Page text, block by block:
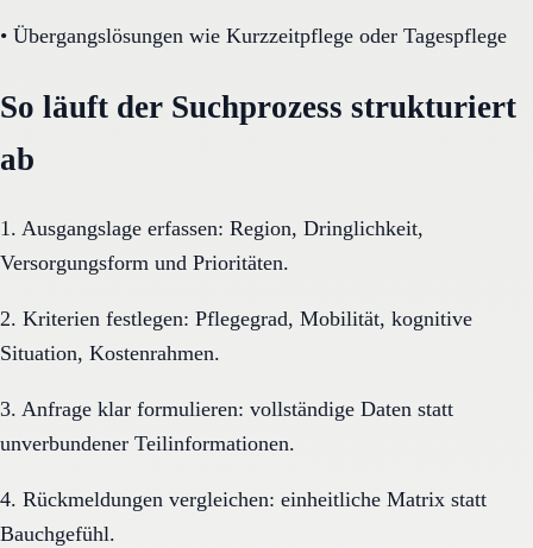
• Übergangslösungen wie Kurzzeitpflege oder Tagespflege
So läuft der Suchprozess strukturiert
ab
1. Ausgangslage erfassen: Region, Dringlichkeit,
Versorgungsform und Prioritäten.
2. Kriterien festlegen: Pflegegrad, Mobilität, kognitive
Situation, Kostenrahmen.
3. Anfrage klar formulieren: vollständige Daten statt
unverbundener Teilinformationen.
4. Rückmeldungen vergleichen: einheitliche Matrix statt
Bauchgefühl.